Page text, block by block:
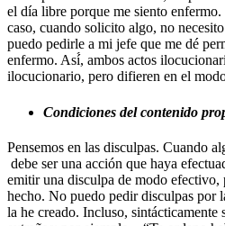
el día libre porque me siento
caso, cuando solicito algo, no
puedo pedirle a mi jefe que me dé
enfermo. Así́, ambos actos
ilocucionario, pero difieren en el
Condiciones del contenido
Pensemos en las disculpas. Cuando
debe ser una acción que haya
emitir una disculpa de modo efectivo,
hecho. No puedo pedir disculpas por
la he creado. Incluso, sintácticamente